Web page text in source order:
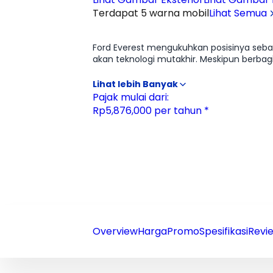
Terdapat 5 warna mobilLihat Semua
Ford Everest mengukuhkan posisinya
akan teknologi mutakhir. Meskipun
signifikan. Sektor interior mengalami
atmosfer mewah dan sangat lapang.
keluarga berkat fitur canggih seperti
Fortuner dirasa terlalu biasa, Everest
Pajak mulai dari:
Rp5,876,000 per tahun *
OverviewHargaPromoSpesifikasi